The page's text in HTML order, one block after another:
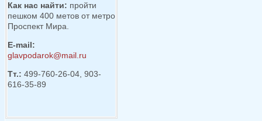
Как нас найти: пройти
пешком 400 метов от метро
Проспект Мира.
E-mail:
glavpodarok@mail.ru
Тт.: 499-760-26-04, 903-
616-35-89